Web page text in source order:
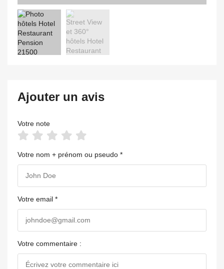
Ajouter un avis
Votre note
Votre nom + prénom ou pseudo *
Votre email *
Votre commentaire :